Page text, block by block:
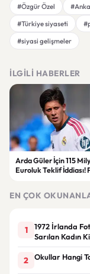
#Özgür Özel
#Türkiye siyaseti
#siyasi gelişmeler
İLGILI HABERLER
Arda Güler İçin 115
Euroluk Teklif İddiası!
EN ÇOK
1
1972 İrlanda
Sarılan Kadın
2 Okullar Hangi